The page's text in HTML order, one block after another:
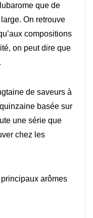
que de
On retrouve
compositions
on peut dire que
de saveurs à
basée sur
une série que
chez les
arômes